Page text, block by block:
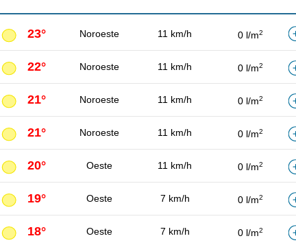
23° Noroeste 11 km/h 0 l/m2
22° Noroeste 11 km/h 0 l/m2
21° Noroeste 11 km/h 0 l/m2
21° Noroeste 11 km/h 0 l/m2
20° Oeste 11 km/h 0 l/m2
19° Oeste 7 km/h 0 l/m2
18° Oeste 7 km/h 0 l/m2